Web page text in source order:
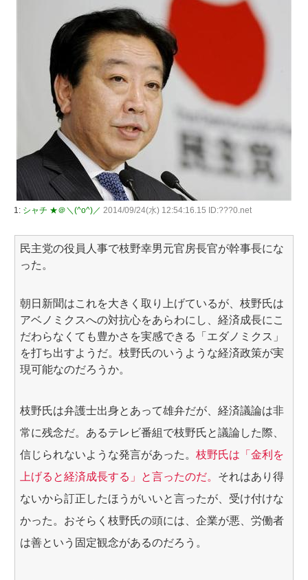
1: シャチ ★＠＼(^o^)／ 2014/09/24(水) 12:54:16.15 ID:???0.net
民主党の役員人事で枝野幸男元官房長官が幹事長にな
った。
朝日新聞はこれを大きく取り上げているが、枝野氏は
アベノミクスへの対抗心をあらわにし、経済成長にこ
だわらなくても豊かさを実感できる「エダノミクス」
を打ち出すようだ。枝野氏のいうような経済政策が実
現可能なのだろうか。
枝野氏は弁護士出身とあって雄弁だが、経済議論は非
常に残念だ。あるテレビ番組で枝野氏と議論した際、
信じられないような発言があった。 枝野氏は「金利を
上げると経済成長する」と言ったのだ。 それはあり得
ないから訂正したほうがいいと言ったが、受け付けな
かった。おそらく枝野氏の頭には、企業が悪、労働者
は善という固定観念があるのだろう。